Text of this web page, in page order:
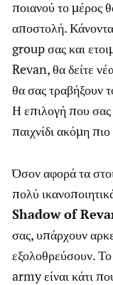
ποιανού το μέρος
αποστολή.
group σας και
Revan, θα δείτε
θα σας τραβήξουν
Η επιλογή που σας
παιχνίδι ακόμη
Όσον αφορά τα
πολύ
Shadow of
σας, υπάρχουν
εξολοθρεύσουν. Το
army είναι κάτι